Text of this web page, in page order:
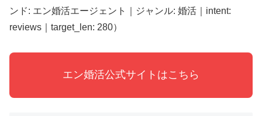
ンド: エン婚活エージェント｜ジャンル: 婚活｜intent:
reviews｜target_len: 280）
エン婚活公式サイトはこちら